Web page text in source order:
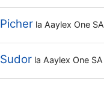
Picher la Aaylex One SA
Sudor la Aaylex One SA